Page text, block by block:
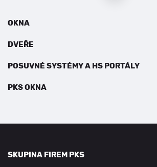
OKNA
DVEŘE
POSUVNÉ SYSTÉMY A HS PORTÁLY
PKS OKNA
SKUPINA FIREM PKS